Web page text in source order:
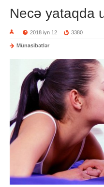
Necə yataqda
2018 iyn 12 3380
Münasibətlər